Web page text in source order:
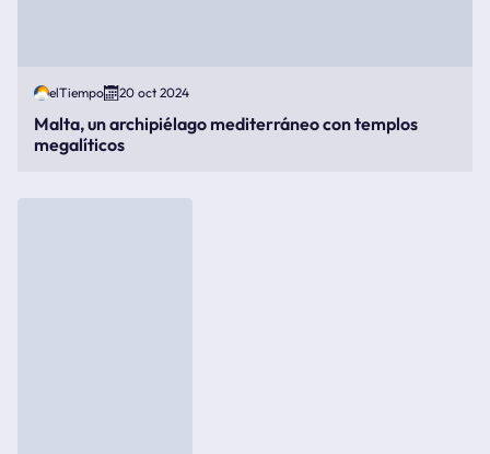
elTiempo 20 oct 2024
Malta, un archipiélago mediterráneo con templos
megalíticos